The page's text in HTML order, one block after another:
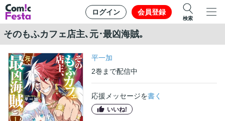
ログイン 会員登録
検索
そのもふカフェ店主､元･最凶海賊｡
平一加
2巻 まで配信中
応援メッセージを書く
いいね!